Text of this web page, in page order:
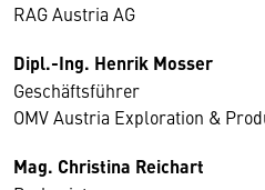
RAG Austria AG
Dipl.-Ing. Henrik Mosser
Geschäftsführer
OMV Austria Exploration &
Mag. Christina Reichart